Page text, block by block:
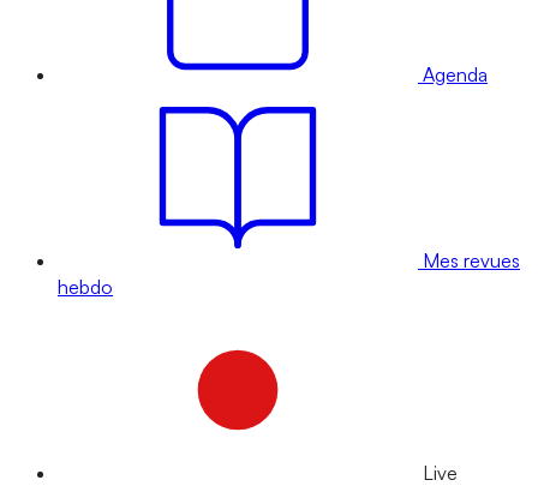
Agenda
Mes revues
hebdo
Live